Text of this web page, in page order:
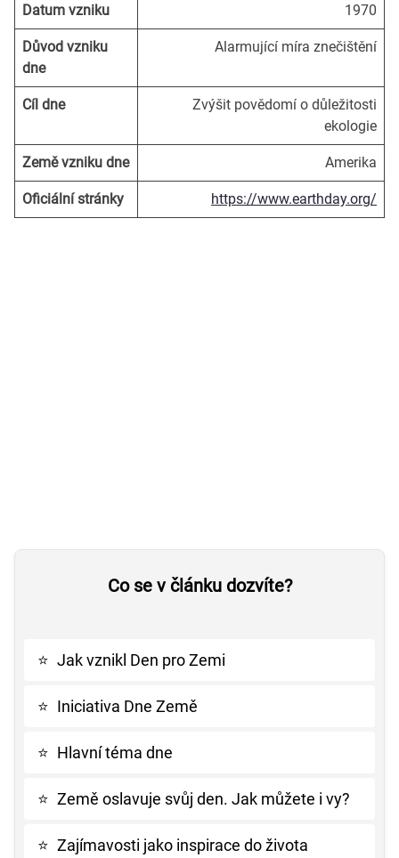
Datum vzniku 1970
Důvod vzniku
dne
Alarmující míra znečištění
Cíl dne
Zvýšit povědomí o důležitosti
ekologie
Země vzniku dne Amerika
Oficiální stránky https://www.earthday.org/
Co se v článku dozvíte?
⭐ Jak vznikl Den pro Zemi
⭐ Iniciativa Dne Země
⭐ Hlavní téma dne
⭐ Země oslavuje svůj den. Jak můžete i vy?
⭐ Zajímavosti jako inspirace do života